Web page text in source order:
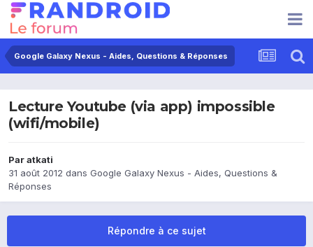
Google Galaxy Nexus - Aides, Questions & Réponses
Lecture Youtube (via app) impossible
(wifi/mobile)
Paratkati
31 août 2012 dans Google Galaxy Nexus - Aides, Questions &
Réponses
Répondre à ce sujet